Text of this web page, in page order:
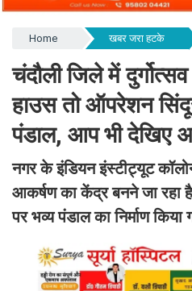
Home खबर जरा हटके
चंदौली जिले में
हाउस तो ऑपरेशन
पंडाल, आप भी देखिए
नगर के इंडियन इंस्टीट्यूट
आकर्षण का केंद्र बनने जा रहा
पर भव्य पंडाल का निर्माण किया